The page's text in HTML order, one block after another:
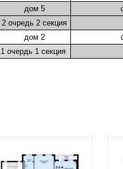
дом 5
2 очредь 2 секция
дом 2
1 очердь 1 секция